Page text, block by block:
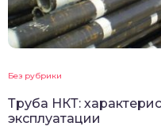
Без рубрики
Труба НКТ:
эксплуатации